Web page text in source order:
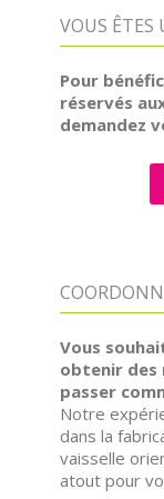
VOUS ÊTES
Pour
réservés
demandez
Vous
obtenir des
passer
Notre
dans la
vaisselle
atout pour